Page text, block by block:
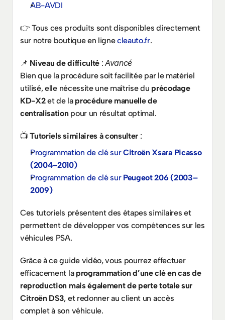
AB-AVDI
👉 Tous ces produits sont disponibles directement
sur notre boutique en ligne cleauto.fr.
📌 Niveau de difficulté : Avancé
Bien que la procédure soit facilitée par le matériel
utilisé, elle nécessite une maîtrise du précodage
KD-X2 et de la procédure manuelle de
centralisation pour un résultat optimal.
📺 Tutoriels similaires à consulter :
Programmation de clé sur Citroën Xsara Picasso
(2004–2010)
Programmation de clé sur Peugeot 206 (2003–
2009)
Ces tutoriels présentent des étapes similaires et
permettent de développer vos compétences sur les
véhicules PSA.
Grâce à ce guide vidéo, vous pourrez effectuer
efficacement la programmation d’une clé en cas de
reproduction mais également de perte totale sur
Citroën DS3, et redonner au client un accès
complet à son véhicule.